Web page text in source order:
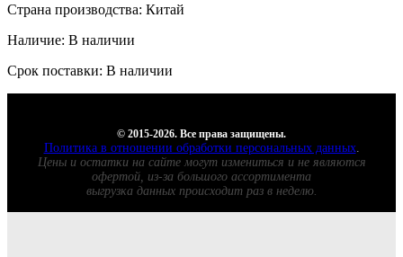
Страна производства: Китай
Наличие: В наличии
Срок поставки: В наличии
© 2015-2026. Все права защищены.
Политика в отношении обработки персональных данных.
Цены и остатки на сайте могут измениться и не являются
офертой, из-за большого ассортимента
выгрузка данных происходит раз в неделю.